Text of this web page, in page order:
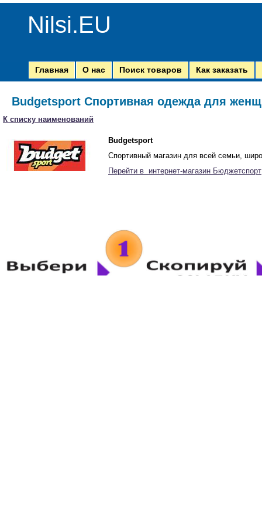
Nilsi.EU
Главная О нас Поиск товаров Как заказать
Budgetsport Спортивная одежда для
К списку наименований
Budgetsport
Спортивный магазин для всей семьи,
Перейти в интернет-магазин Бюджетспорт